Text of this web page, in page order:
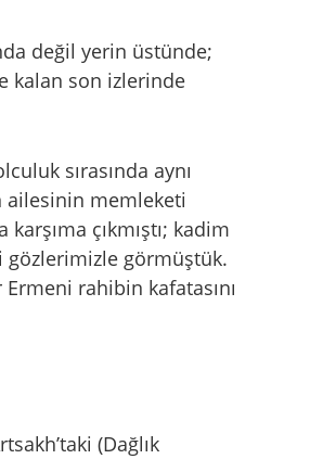
değil yerin üstünde;
kalan son izlerinde
sırasında aynı
ailesinin memleketi
karşıma çıkmıştı; kadim
gözlerimizle görmüştük.
rahibin kafatasını
(Dağlık